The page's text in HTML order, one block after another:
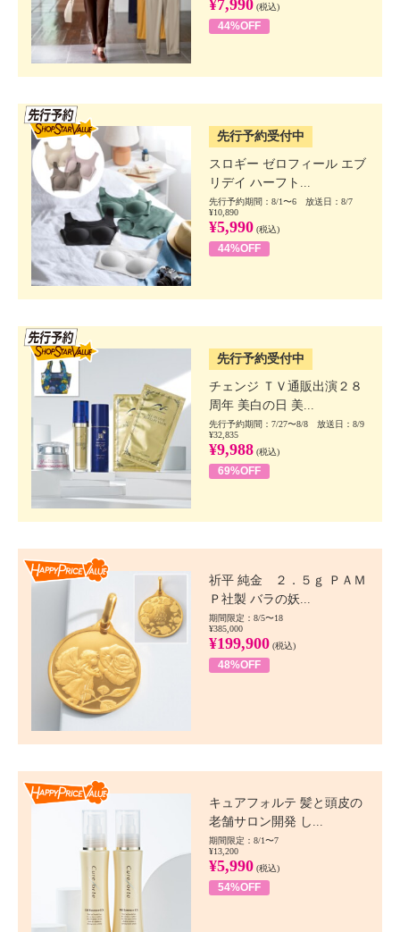
¥7,990 (税込)
44%OFF
先行予約受付中
スロギー ゼロフィール エブ
リデイ ハーフト...
先行予約期間：8/1〜6 放送日：8/7
¥10,890
¥5,990 (税込)
44%OFF
先行予約受付中
チェンジ ＴＶ通販出演２８
周年 美白の日 美...
先行予約期間：7/27〜8/8 放送日：8/9
¥32,835
¥9,988 (税込)
69%OFF
祈平 純金 ２．５ｇ ＰＡＭ
Ｐ社製 バラの妖...
期間限定：8/5〜18
¥385,000
¥199,900 (税込)
48%OFF
キュアフォルテ 髪と頭皮の
老舗サロン開発 し...
期間限定：8/1〜7
¥13,200
¥5,990 (税込)
54%OFF